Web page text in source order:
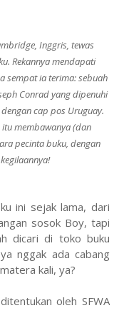
Inggris, tewas
Rekannya mendapati
sempat ia terima: sebuah
Conrad yang dipenuhi
cap pos Uruguay.
membawanya (dan
pecinta buku, dengan
ini sejak lama, dari
sosok Boy, tapi
dicari di toko buku
nggak ada cabang
kali, ya?
oleh SFWA